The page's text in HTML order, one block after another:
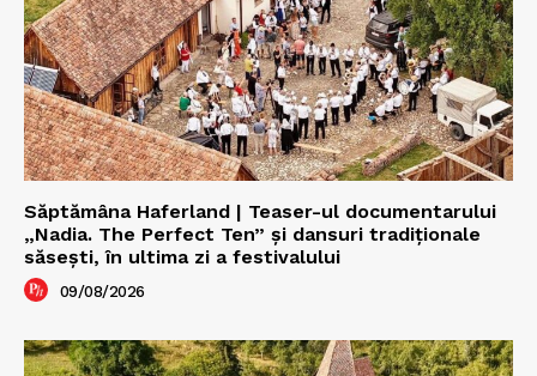
Săptămâna Haferland | Teaser-ul documentarului
„Nadia. The Perfect Ten” şi dansuri tradiţionale
săseşti, în ultima zi a festivalului
09/08/2026